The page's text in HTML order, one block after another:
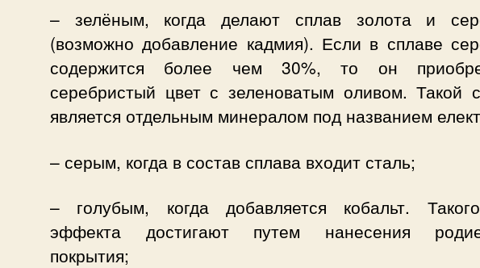
– зелёным, когда делают сплав золота и
(возможно добавление кадмия). Если в сплаве
содержится более чем 30%, то он
серебристый цвет с зеленоватым оливом. Такой
является отдельным минералом под названием
– серым, когда в состав сплава входит сталь;
– голубым, когда добавляется кобальт.
эффекта достигают путем нанесения
покрытия;